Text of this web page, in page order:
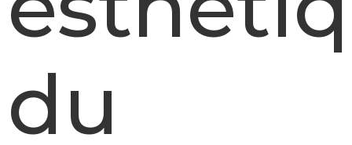
du